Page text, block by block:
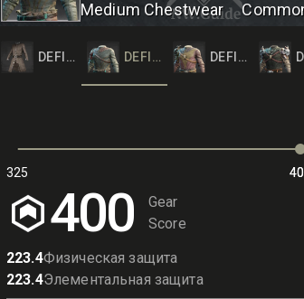
Medium Chestwear
DEFILED LEATHER COATDEFILED LEATHER COAT
DEFILED
325
400
Gear
Score
223.4Физическая защита
223.4Элементальная защита